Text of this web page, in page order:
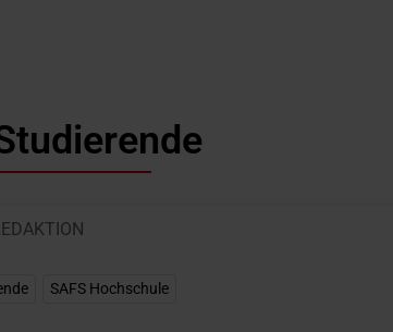
SAFS Hochschule